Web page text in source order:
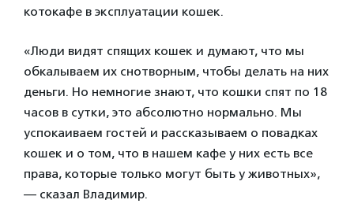
котокафе в эксплуатации кошек.
«Люди видят спящих кошек и думают, что мы
обкалываем их снотворным, чтобы делать на них
деньги. Но немногие знают, что кошки спят по 18
часов в сутки, это абсолютно нормально. Мы
успокаиваем гостей и рассказываем о повадках
кошек и о том, что в нашем кафе у них есть все
права, которые только могут быть у животных»,
— сказал Владимир.